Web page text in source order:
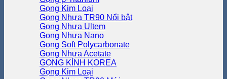
Gọng Kim Loại
Gọng Nhựa TR90
Gọng Nhựa Ultem
Gọng Nhựa Nano
Gọng Soft Polycarbonate
Gọng Nhựa Acetate
GỌNG KÍNH KOREA
Gọng Kim Loại